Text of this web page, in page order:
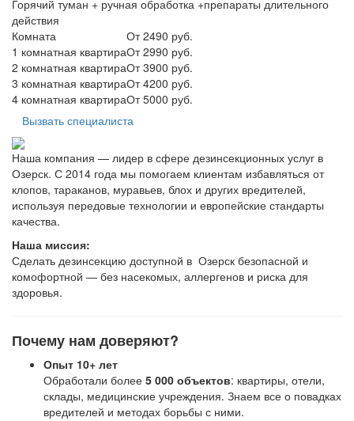
Горячий туман + ручная обработка +препараты длительного
действия
Комната
От 2490 руб.
1 комнатная квартираОт 2990 руб.
2 комнатная квартираОт 3900 руб.
3 комнатная квартираОт 4200 руб.
4 комнатная квартираОт 5000 руб.
Вызвать специалиста
Наша компания — лидер в сфере дезинсекционных услуг в
Озерск. С 2014 года мы помогаем клиентам избавляться от
клопов, тараканов, муравьев, блох и других вредителей,
используя передовые технологии и европейские стандарты
качества.
Наша миссия:
Сделать дезинсекцию доступной в Озерск безопасной и
комофортной — без насекомых, аллергенов и риска для
здоровья.
Почему нам доверяют?
Опыт 10+ лет
Обработали более 5 000 объектов: квартиры, отели,
склады, медицинские учреждения. Знаем все о повадках
вредителей и методах борьбы с ними.